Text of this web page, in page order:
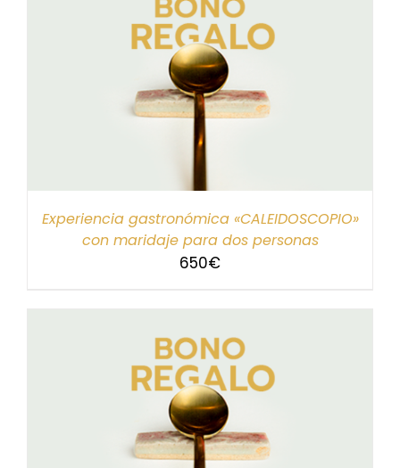
Experiencia gastronómica «CALEIDOSCOPIO»
con maridaje para dos personas
650€